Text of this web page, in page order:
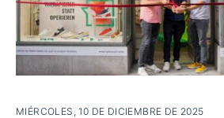
MIÉRCOLES, 10 DE DICIEMBRE DE 2025